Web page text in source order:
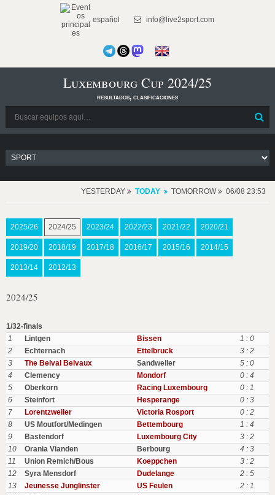
español info@live2sport.com
Luxembourg Cup 2024/25
resultados, clasificaciones
YESTERDAY TODAY TOMORROW 06/08 23:53
2025/26 2024/25 2023/24 2022/23 2021/22 2020/21
2019/20 2018/19 2017/18 2016/17 2015/16 2014/15
2013/14 2012/13
2024/25
1/32-finals
1
Lintgen Bissen
1 : 0
2
Echternach Ettelbruck
3 : 2
3
The Belval Belvaux Sandweiler
5 : 0
4
Clemency Mondorf
0 : 4
5
Oberkorn Racing Luxembourg
0 : 1
6
Steinfort Hesperange
0 : 3
7
Lorentzweiler Victoria Rosport
0 : 2
8
US Moutfort/Medingen Bettembourg
1 : 4
9
Bastendorf Luxembourg City
3 : 2
10
Orania Vianden Berbourg
4 : 3
11
Union Remich/Bous Koeppchen
3 : 2
12
Syra Mensdorf Dudelange
2 : 5
13
Jeunesse Junglinster US Feulen
2 : 1